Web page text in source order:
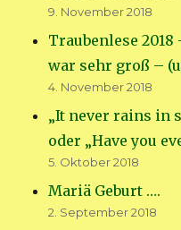
9. November 2018
Traubenlese
war sehr groß –
4. November 2018
„It never rains in
oder „Have you
5. Oktober 2018
Mariä Geburt ….
2. September 2018